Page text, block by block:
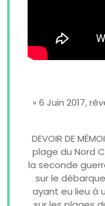
» 6 Juin 2017,
DEVOIR DE
plage du Nord
la seconde
sur le
ayant eu lieu à